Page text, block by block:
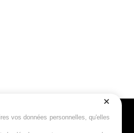
vos données personnelles, qu'elles